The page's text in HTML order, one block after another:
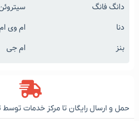
دانگ فانگ
دنا
ام وی
بنز
ام جی
حمل و ارسال رایگان تا مرکز خدمات توسط